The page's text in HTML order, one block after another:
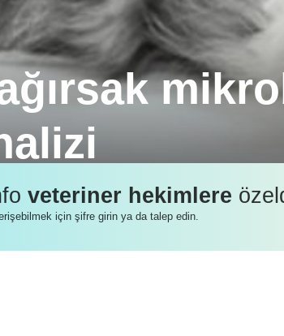
gibi kedi ve köpekler de, bakteri,
veteriner hekimlere
için şifre girin ya da talep edin.